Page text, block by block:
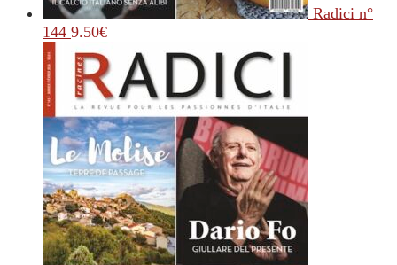
Radici n°
144 9.50€